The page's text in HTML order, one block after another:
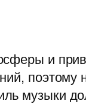
и
музыки